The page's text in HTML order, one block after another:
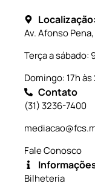
Localização:
Av. Afonso
Terça a sábado:
Domingo: 17h às
Contato
(31) 3236-7400
Fale Conosco
Bilheteria